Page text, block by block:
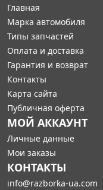
Главная
Марка автомобиля
Типы запчастей
Оплата и доставка
Гарантия и возврат
Контакты
Карта сайта
Публичная оферта
МОЙ АККАУНТ
Личные данные
Мои заказы
КОНТАКТЫ
info@razborka-ua.com